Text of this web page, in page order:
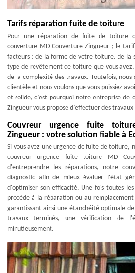
Tarifs réparation fuite de toiture
Pour une réparation de fuite de toiture
couverture MD Couverture Zingueur ; le
facteurs : de la forme de votre toiture, de la
type de revêtement de toiture que vous
de la complexité des travaux. Toutefois, nous
clientèle et nous voulons que vous puissiez
et solide, c’est pourquoi notre entreprise de
Zingueur vous propose d’effectuer des
Couvreur urgence fuite
Zingueur : votre solution fiable à
Si vous avez une urgence de fuite de toiture,
couvreur urgence fuite toiture MD
d'entreprendre les réparations, notre
diagnostic afin de mieux évaluer l'état
d'optimiser son efficacité. Une fois toutes
procède à la réparation ou au
garantissant ainsi une étanchéité optimale
travaux terminés, une vérification de
minutieusement.